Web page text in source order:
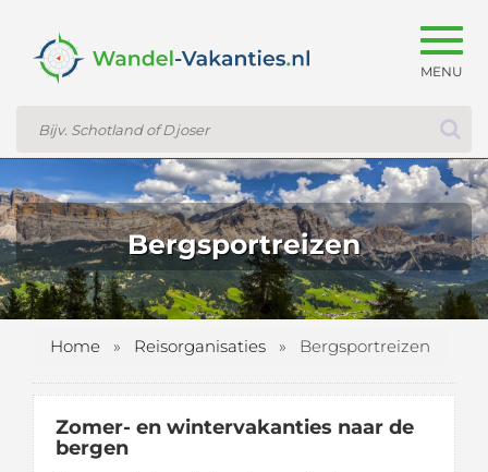
Bergsportreizen
Home » Reisorganisaties » Bergsportreizen
Zomer- en wintervakanties naar de
bergen